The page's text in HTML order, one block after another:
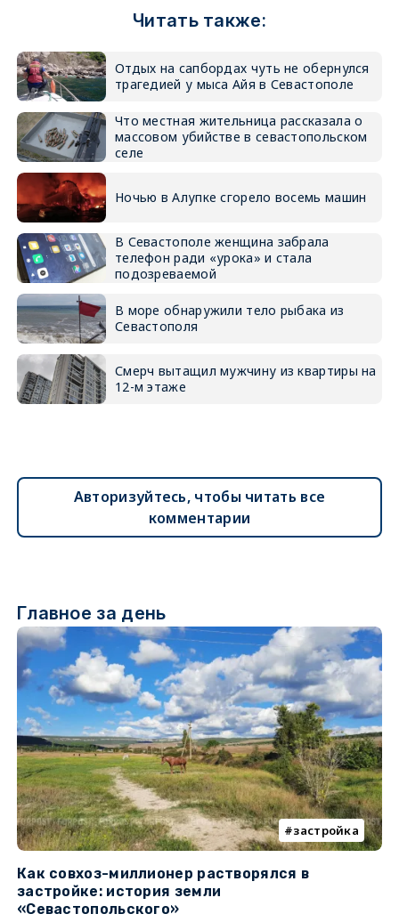
Читать также:
Отдых на сапбордах чуть не обернулся
трагедией у мыса Айя в Севастополе
Что местная жительница рассказала о
массовом убийстве в севастопольском
селе
Ночью в Алупке сгорело восемь машин
В Севастополе женщина забрала
телефон ради «урока» и стала
подозреваемой
В море обнаружили тело рыбака из
Севастополя
Смерч вытащил мужчину из квартиры на
12-м этаже
Авторизуйтесь, чтобы читать все
комментарии
Главное за день
застройка
Как совхоз-миллионер растворялся в
застройке: история земли
«Севастопольского»